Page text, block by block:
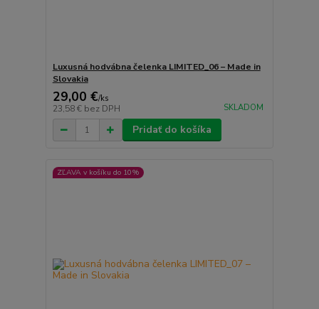
Luxusná hodvábna čelenka LIMITED_06 – Made in
Slovakia
29,00 €/ks
23,58 € bez DPH SKLADOM
Pridať do košíka
ZĽAVA v košíku do 10%